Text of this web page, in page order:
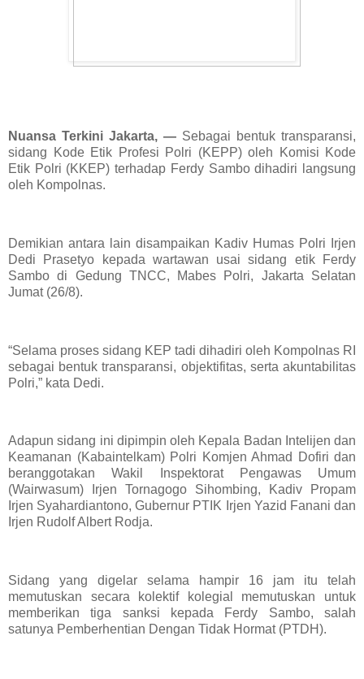
Nuansa Terkini Jakarta, — Sebagai bentuk transparansi,
sidang Kode Etik Profesi Polri (KEPP) oleh Komisi Kode
Etik Polri (KKEP) terhadap Ferdy Sambo dihadiri langsung
oleh Kompolnas.
Demikian antara lain disampaikan Kadiv Humas Polri Irjen
Dedi Prasetyo kepada wartawan usai sidang etik Ferdy
Sambo di Gedung TNCC, Mabes Polri, Jakarta Selatan
Jumat (26/8).
“Selama proses sidang KEP tadi dihadiri oleh Kompolnas RI
sebagai bentuk transparansi, objektifitas, serta akuntabilitas
Polri,” kata Dedi.
Adapun sidang ini dipimpin oleh Kepala Badan Intelijen dan
Keamanan (Kabaintelkam) Polri Komjen Ahmad Dofiri dan
beranggotakan Wakil Inspektorat Pengawas Umum
(Wairwasum) Irjen Tornagogo Sihombing, Kadiv Propam
Irjen Syahardiantono, Gubernur PTIK Irjen Yazid Fanani dan
Irjen Rudolf Albert Rodja.
Sidang yang digelar selama hampir 16 jam itu telah
memutuskan secara kolektif kolegial memutuskan untuk
memberikan tiga sanksi kepada Ferdy Sambo, salah
satunya Pemberhentian Dengan Tidak Hormat (PTDH).